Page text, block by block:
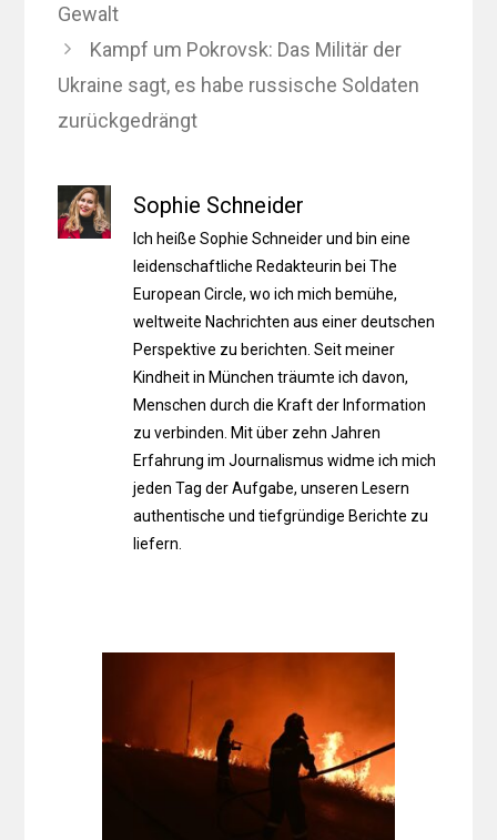
Gewalt
Kampf um Pokrovsk: Das Militär der
Ukraine sagt, es habe russische Soldaten
zurückgedrängt
Sophie Schneider
Ich heiße Sophie Schneider und bin eine
leidenschaftliche Redakteurin bei The
European Circle, wo ich mich bemühe,
weltweite Nachrichten aus einer deutschen
Perspektive zu berichten. Seit meiner
Kindheit in München träumte ich davon,
Menschen durch die Kraft der Information
zu verbinden. Mit über zehn Jahren
Erfahrung im Journalismus widme ich mich
jeden Tag der Aufgabe, unseren Lesern
authentische und tiefgründige Berichte zu
liefern.